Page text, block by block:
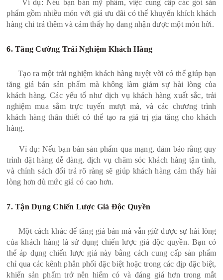
Ví dụ: Nếu bạn bán mỹ phẩm, việc cung cấp các gói sản
phẩm gồm nhiều món với giá ưu đãi có thể khuyến khích khách
hàng chi trả thêm và cảm thấy họ đang nhận được một món hời.
6. Tăng Cường Trải Nghiệm Khách Hàng
Tạo ra một trải nghiệm khách hàng tuyệt vời có thể giúp bạn
tăng giá bán sản phẩm mà không làm giảm sự hài lòng của
khách hàng. Các yếu tố như dịch vụ khách hàng xuất sắc, trải
nghiệm mua sắm trực tuyến mượt mà, và các chương trình
khách hàng thân thiết có thể tạo ra giá trị gia tăng cho khách
hàng.
Ví dụ: Nếu bạn bán sản phẩm qua mạng, đảm bảo rằng quy
trình đặt hàng dễ dàng, dịch vụ chăm sóc khách hàng tận tình,
và chính sách đổi trả rõ ràng sẽ giúp khách hàng cảm thấy hài
lòng hơn dù mức giá có cao hơn.
7. Tận Dụng Chiến Lược Giá Độc Quyền
Một cách khác để tăng giá bán mà vẫn giữ được sự hài lòng
của khách hàng là sử dụng chiến lược giá độc quyền. Bạn có
thể áp dụng chiến lược giá này bằng cách cung cấp sản phẩm
chỉ qua các kênh phân phối đặc biệt hoặc trong các dịp đặc biệt,
khiến sản phẩm trở nên hiếm có và đáng giá hơn trong mắt